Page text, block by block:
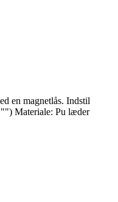
en magnetlås. Indstil
Materiale: Pu læder